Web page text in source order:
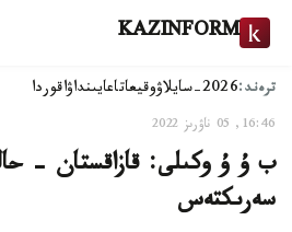
KAZINFORM
ترەند:2026-سايلاۋ وقيعاتاعايىنداۋاقوردا
16:46, 05 ناۋرىز 2022
ب ۇ ۇ وكىلى: قازاقستان -
سەرىكتەس